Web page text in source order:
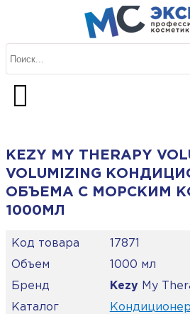
KEZY MY THERAPY
VOLUMIZING
ОБЪЕМА С МОРСКИМ
1000МЛ
Код товара
17871
Объем
1000 мл
Бренд
Kezy My
Каталог